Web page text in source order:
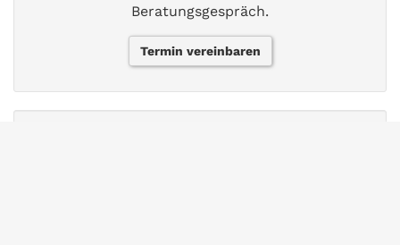
Beratungsgespräch.
Termin vereinbaren